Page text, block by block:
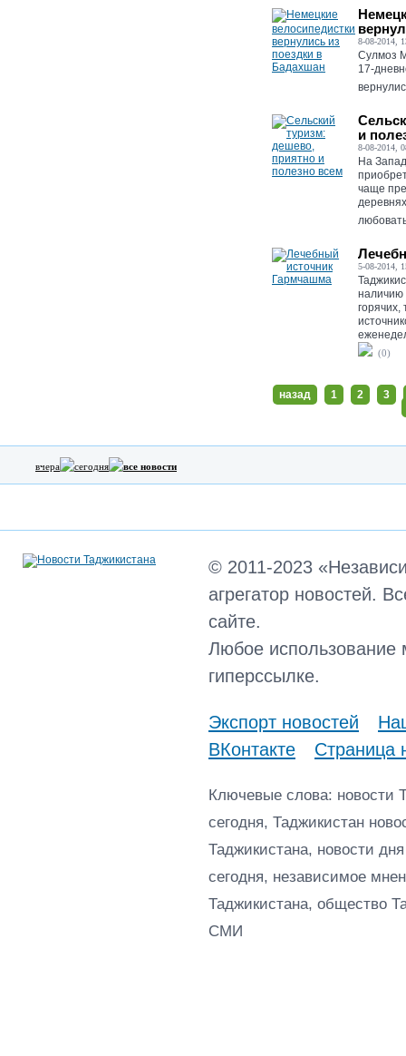
8-08-2014,
Сулмоз
17-
и
8-08-2014,
На
чаще
5-08-2014,
наличию
(0)
назад 1 2 3
вчера сегодня все новости
© 2011-2023
агрегатор новостей.
сайте.
Любое использование
гиперссылке.
Экспорт новостей
ВКонтакте
Страница
Ключевые слова: новости
сегодня, Таджикистан
Таджикистана, новости
сегодня, независимое
Таджикистана, общество
СМИ